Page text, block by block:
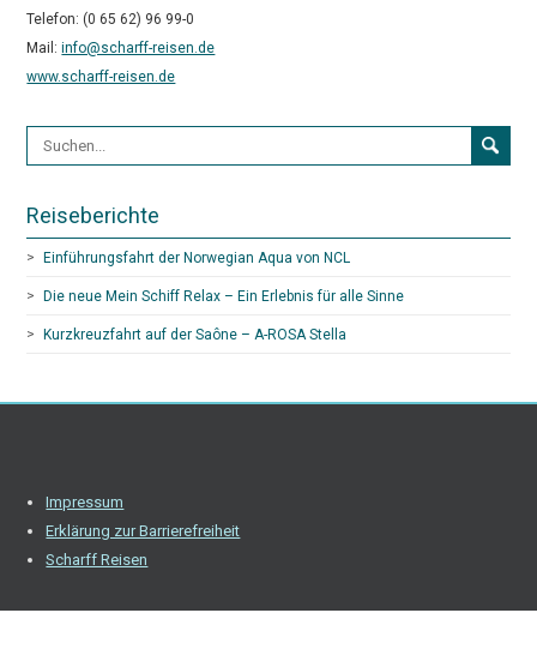
Telefon: (0 65 62) 96 99-0
Mail:info@scharff-reisen.de
www.scharff-reisen.de
Suchformular
Reiseberichte
Einführungsfahrt der Norwegian Aqua von NCL
Die neue Mein Schiff Relax – Ein Erlebnis für alle Sinne
Kurzkreuzfahrt auf der Saône – A-ROSA Stella
Impressum
Erklärung zur Barrierefreiheit
Scharff Reisen